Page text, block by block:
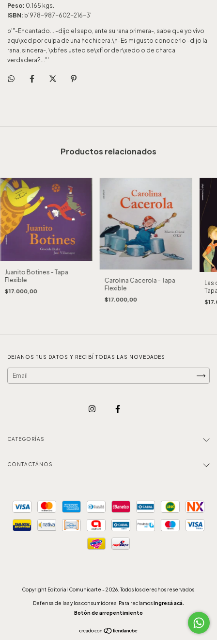
Peso: 0.165 kgs.
ISBN: b'978-987-602-216-3'
b'"-Encantado... -dijo el sapo, ante su rana primera-, sabe que yo vivo
aqu\xed por culpa de una hechicera.\n-Es mi gusto conocerlo -dijo la
rana, sincera-, \xbfes usted se\xf1or de r\xedo o de charca
verdadera?..."'
Productos relacionados
Juanito Botines - Tapa
Flexible
$17.000,00
Carolina Cacerola - Tapa
Flexible
$17.000,00
DEJANOS TUS DATOS Y RECIBÍ TODAS LAS NOVEDADES
CATEGORÍAS
CONTACTÁNOS
Copyright Editorial Comunicarte - 2026. Todos los derechos reservados.
Defensa de las y los consumidores. Para reclamosingresá acá.
Botón de arrepentimiento